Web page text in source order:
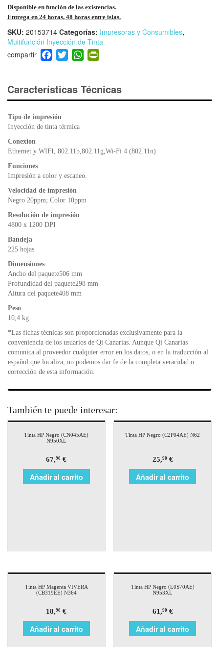
Disponible en función de las existencias.
Entrega en 24 horas, 48 horas entre islas.
SKU: 20153714 Categorías: Impresoras y Consumibles,
Multifunción Inyección de Tinta
F
a
e
b
o
o
T
wi
er
W
h
s
A
ri
e
Características Técnicas
Tipo de impresión
Inyección de tinta térmica
Conexion
Ethernet y WIFI, 802.11b,802.11g,Wi-Fi 4 (802.11n)
Funciones
Impresión a color y escaneo.
Velocidad de impresión
Negro 20ppm; Color 10ppm
Resolución de impresión
4800 x 1200 DPI
Bandeja
225 hojas
Dimensiones
Ancho del paquete506 mm
Profundidad del paquete298 mm
Altura del paquete408 mm
Peso
10,4 kg
*Las fichas técnicas son proporcionadas exclusivamente para la
conveniencia de los usuarios de Qi Canarias. Aunque Qi Canarias
comunica al proveedor cualquier error en los datos, o en la traducción al
español que localiza, no podemos dar fe de la completa veracidad o
corrección de esta información.
También te puede interesar:
Tinta HP Negro (CN045AE)
N950XL
67,90 €
Añadir al carrito
Tinta HP Negro (C2P04AE) N62
25,90€
Añadir al carrito
Tinta HP Magenta VIVERA
(CB319EE) N364
18,90 €
Añadir al carrito
Tinta HP Negro (L0S70AE)
N953XL
61,90€
Añadir al carrito